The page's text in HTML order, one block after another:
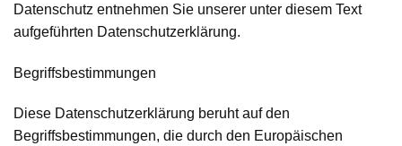
Datenschutz entnehmen Sie unserer unter diesem Text
aufgeführten Datenschutzerklärung.
Begriffsbestimmungen
Diese Datenschutzerklärung beruht auf den
Begriffsbestimmungen, die durch den Europäischen